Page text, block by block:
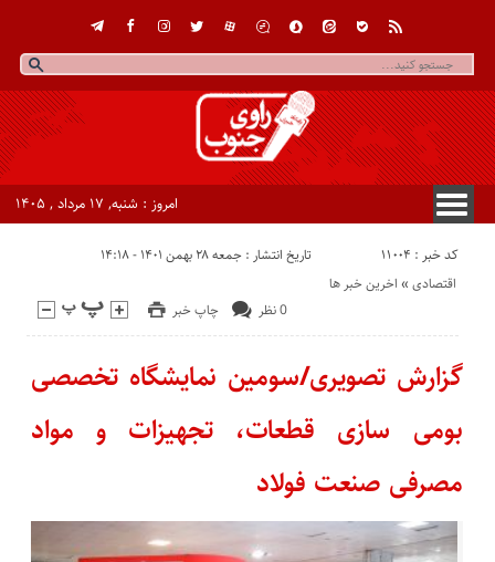
امروز : شنبه, ۱۷ مرداد , ۱۴۰۵
کد خبر : 11004 تاریخ انتشار : جمعه ۲۸ بهمن ۱۴۰۱ - ۱۴:۱۸
چاپ خبر 0 نظر
اخرین خبر ها « اقتصادی
گزارش تصویری/سومین نمایشگاه تخصصی
بومی سازی قطعات، تجهیزات و مواد
مصرفی صنعت فولاد